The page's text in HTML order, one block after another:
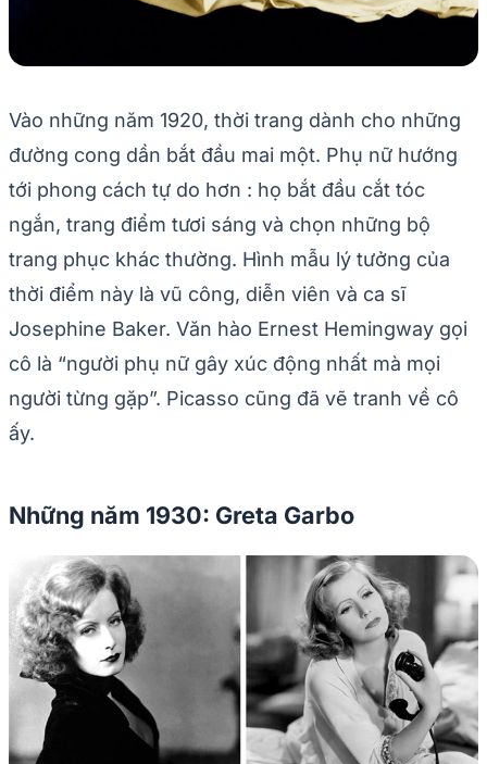
Vào những năm 1920, thời trang dành cho những
đường cong dần bắt đầu mai một. Phụ nữ hướng
tới phong cách tự do hơn : họ bắt đầu cắt tóc
ngắn, trang điểm tươi sáng và chọn những bộ
trang phục khác thường. Hình mẫu lý tưởng của
thời điểm này là vũ công, diễn viên và ca sĩ
Josephine Baker. Văn hào Ernest Hemingway gọi
cô là “người phụ nữ gây xúc động nhất mà mọi
người từng gặp”. Picasso cũng đã vẽ tranh về cô
ấy.
Những năm 1930: Greta Garbo